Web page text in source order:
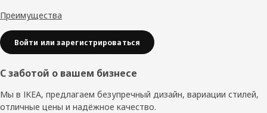
Преимущества
Войти или зарегистрироваться
С заботой о вашем бизнесе
Мы в IKEA, предлагаем безупречный дизайн, вариации стилей,
отличные цены и надёжное качество.